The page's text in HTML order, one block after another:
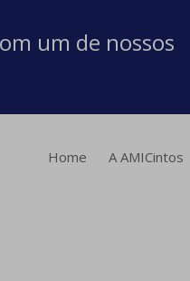
um de nossos
Home A AMICintos